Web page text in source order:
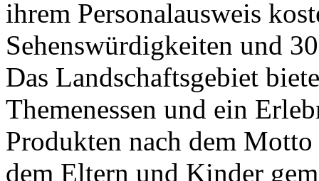
ihrem Personalausweis
Sehenswürdigkeiten und
Das Landschaftsgebiet
Themenessen und ein
Produkten nach dem
dem Eltern und Kinder